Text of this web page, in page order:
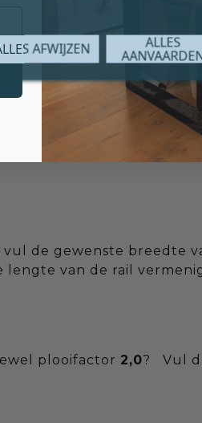
vermelde prijs is per
vul de gewenste breedte
lengte van de rail
plooifactor 2,0? Vul
AFWIJZEN ALLES